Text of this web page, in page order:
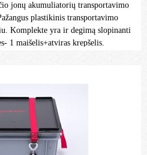
jonų akumuliatorių transportavimo
plastikinis transportavimo
Komplekte yra ir degimą slopinanti
1 maišelis+atviras krepšelis.